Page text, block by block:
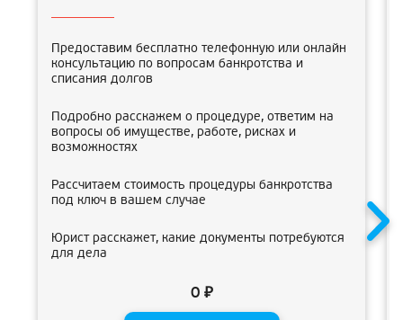
Предоставим бесплатно телефонную или онлайн
консультацию по вопросам банкротства и
списания долгов
Подробно расскажем о процедуре, ответим на
вопросы об имуществе, работе, рисках и
возможностях
Рассчитаем стоимость процедуры банкротства
под ключ в вашем случае
Юрист расскажет, какие документы потребуются
для дела
0 ₽